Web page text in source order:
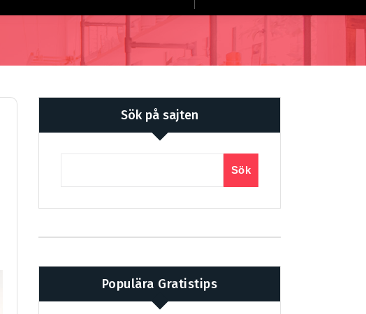
Sök på sajten
Sök
Populära Gratistips